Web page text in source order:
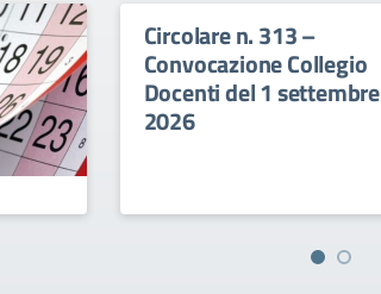
Circolare n. 313 –
Convocazione Collegio
Docenti del 1 settembre
2026